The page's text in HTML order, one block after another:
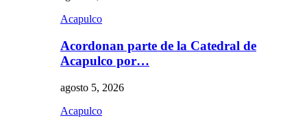
Acapulco
Acordonan parte de la Catedral de
Acapulco por…
agosto 5, 2026
Acapulco